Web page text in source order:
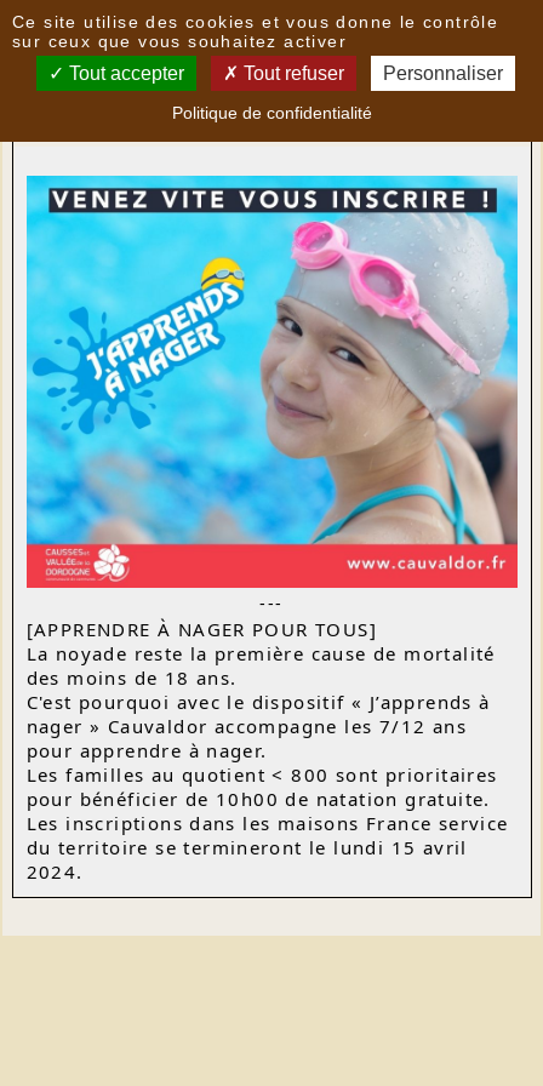
Nouvelles
Cauvaldor - Dispositif "J'apprends à nager"
---
[APPRENDRE À NAGER POUR TOUS]
La noyade reste la première cause de mortalité
des moins de 18 ans.
C'est pourquoi avec le dispositif « J’apprends à
nager » Cauvaldor accompagne les 7/12 ans
pour apprendre à nager.
Les familles au quotient < 800 sont prioritaires
pour bénéficier de 10h00 de natation gratuite.
Les inscriptions dans les maisons France service
du territoire se termineront le lundi 15 avril
2024.
Ce site utilise des cookies et vous donne le contrôle
sur ceux que vous souhaitez activer
Tout accepter Tout refuser Personnaliser
Politique de confidentialité